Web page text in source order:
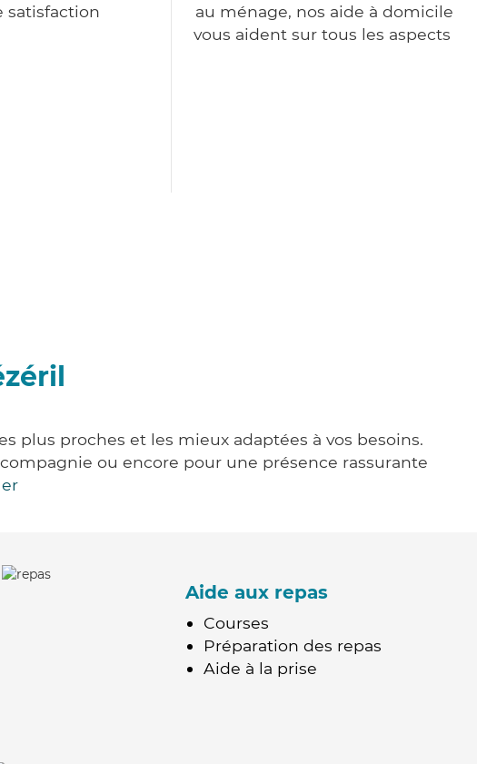
satisfaction
au ménage, nos aide à domicile
vous aident sur tous les aspects
plus proches et les mieux adaptées à vos besoins.
ou encore pour une présence rassurante
Aide aux repas
Courses
Préparation des repas
Aide à la prise